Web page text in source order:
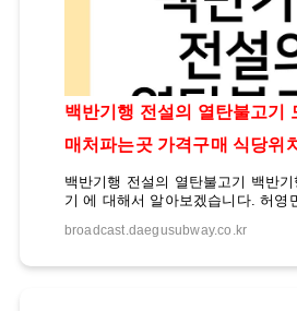
백반기행 전설의 열탄불고기
매처파는곳 가격구매 식당위
백반기행 전설의 열탄불고기 백반기행 전설의 열탄불고
기 에 대해서 알아보겠습니다. 허영만의 '백반기행' 추석
서울 중구 주교동 보건옥에서 맛과
broadcast.daegusubway.co.kr